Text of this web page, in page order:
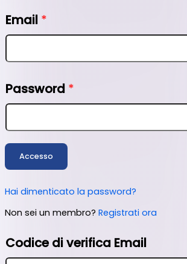
Email *
Password *
Accesso
Hai dimenticato la password?
Non sei un membro? Registrati ora
Codice di verifica Email